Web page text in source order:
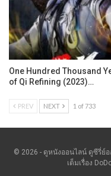
One Hundred Thousand
of Qi Refining (2023)…
PREV NEXT 1 of 733
© 2026 - ดูหนังออนไลน์ ดูซีรี่ย์
เต็มเรื่อง